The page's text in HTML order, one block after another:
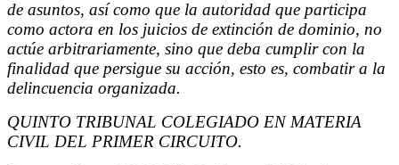
de asuntos, así como que la autoridad que participa
como actora en los juicios de extinción de dominio, no
actúe arbitrariamente, sino que deba cumplir con la
finalidad que persigue su acción, esto es, combatir a la
delincuencia organizada.
QUINTO TRIBUNAL COLEGIADO EN MATERIA
CIVIL DEL PRIMER CIRCUITO.